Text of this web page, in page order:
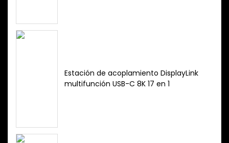
Estación de acoplamiento DisplayLink
multifunción USB-C 8K 17 en 1